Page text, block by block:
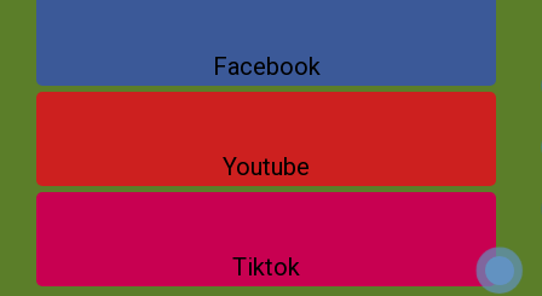
Facebook
Youtube
Tiktok